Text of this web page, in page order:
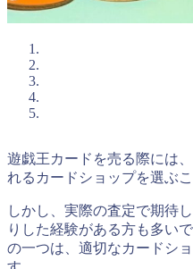
遊戯王カードを売る際には
れるカードショップを選ぶこ
しかし、実際の査定で期待
りした経験がある方も多い
の一つは、適切なカードシ